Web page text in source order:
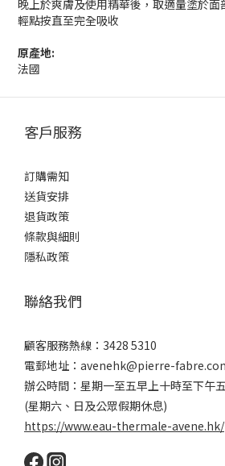
晚上於爽膚及使用精華後，取適量塗於
輕點按直至完全吸收
原產地:
法國
客戶服務
訂購需知
送貨安排
退貨政策
條款與細則
隱私政策
聯絡我們
顧客服務熱線：3428 5310
電郵地址：avenehk@pierre-
辦公時間：星期一至五早上十時至下午
(星期六、日及公眾假期休息)
https://www.eau-thermale-avene.hk/